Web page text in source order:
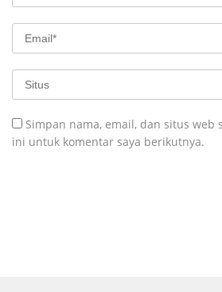
Simpan nama, email, dan situs web
ini untuk komentar saya berikutnya.